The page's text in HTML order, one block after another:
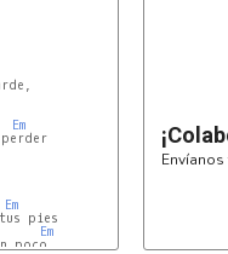
Em
Em
pies
Em
poco,